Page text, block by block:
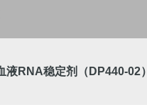
液RNA稳定剂（DP440-02）